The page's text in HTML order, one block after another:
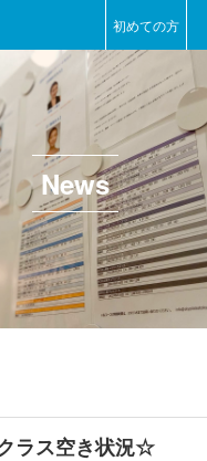
初めての方
News
ラス空き状況☆